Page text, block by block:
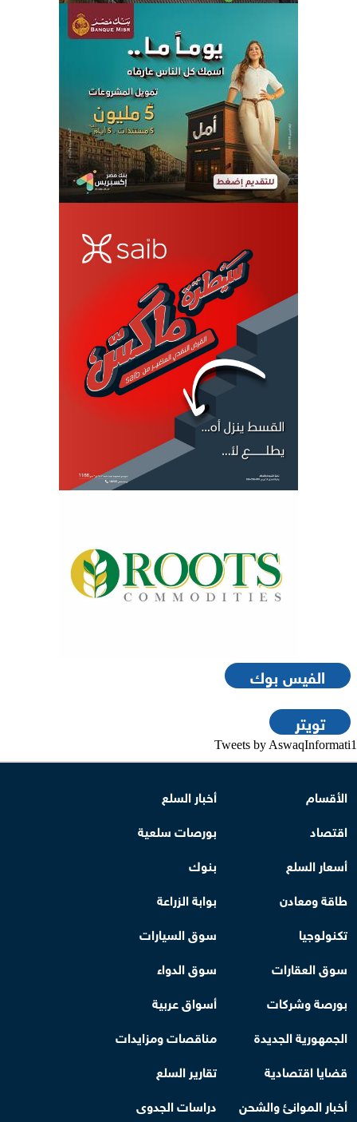
الفيس بوك
تويتر
Tweets by AswaqInformati1
الأقسام
أخبار السلع
اقتصاد
بورصات سلعية
أسعار السلع
بنوك
طاقة ومعادن
بوابة الزراعة
تكنولوجيا
سوق السيارات
سوق العقارات
سوق الدواء
بورصة وشركات
أسواق عربية
الجمهورية الجديدة
مناقصات ومزايدات
قضايا اقتصادية
تقارير السلع
أخبار الموانئ والشحن
دراسات الجدوى